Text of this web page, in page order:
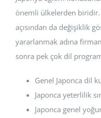
önemli ülkelerden biridir.
açısından da değişiklik
yararlanmak adına
sonra pek çok dil
Genel Japonca dil
Japonca yeterlilik
Japonca genel